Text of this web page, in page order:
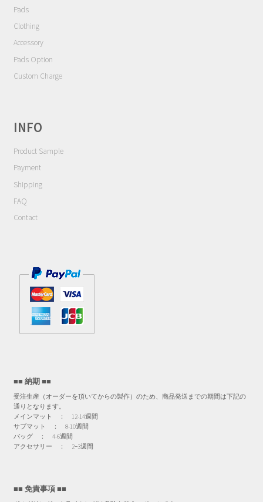
Cart
My Account
Pads
Clothing
Accessory
Pads Option
Custom Charge
INFO
Product Sample
Payment
Shipping
FAQ
Contact
■■ 納期 ■■
受注生産（オーダーを頂いてからの製作）のため、商品発送までの期間は下記の
通りとなります。
メインマット ： 12-14週間
サブマット ： 8-10週間
バッグ ： 4-6週間
アクセサリー ： 2−3週間
■■ 免責事項 ■■